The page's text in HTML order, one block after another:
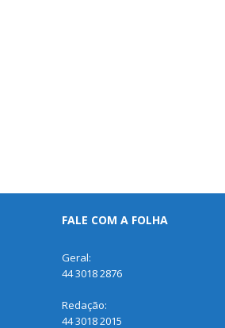
FALE COM A FOLHA
Geral:
44 3018 2876
Redação:
44 3018 2015